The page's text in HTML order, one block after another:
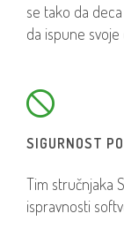
se tako da
da ispune
SIGURNOST
Tim stručnjaka
ispravnosti